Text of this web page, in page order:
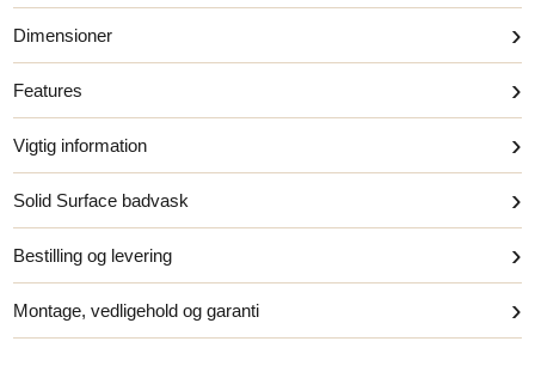
Dimensioner ›
Features ›
Vigtig information ›
Solid Surface badvask ›
Bestilling og levering ›
Montage, vedligehold og garanti ›